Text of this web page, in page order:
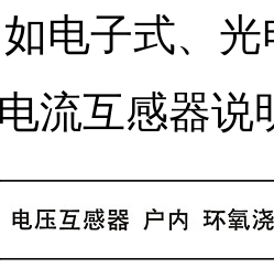
电子式、光
流互感器说